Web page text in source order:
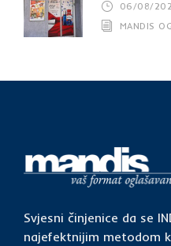
06/08/
MANDIS
Svjesni činjenice da se
najefektnijim metodom